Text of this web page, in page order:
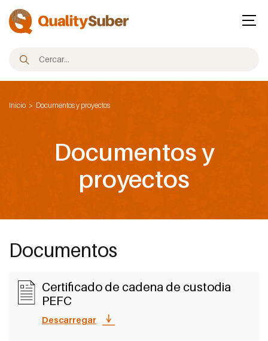
Inicio Documentos y proyectos
Documentos y
proyectos
Documentos
Certificado de cadena de custodia
PEFC
Descarregar